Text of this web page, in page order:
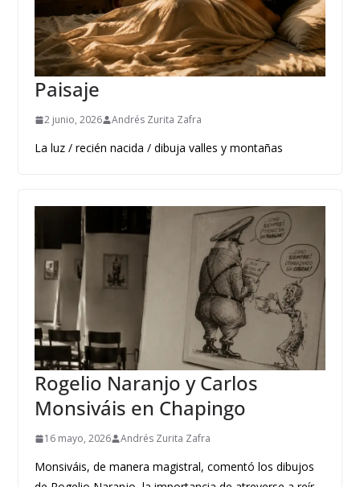
Paisaje
2 junio, 2026 Andrés Zurita Zafra
La luz / recién nacida / dibuja valles y montañas
Rogelio Naranjo y Carlos
Monsiváis en Chapingo
16 mayo, 2026 Andrés Zurita Zafra
Monsiváis, de manera magistral, comentó los dibujos